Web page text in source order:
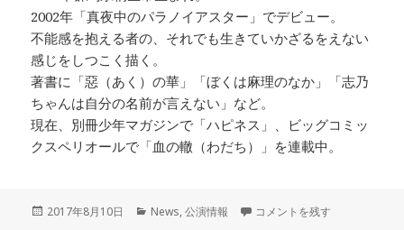
2002年「真夜中のパラノイアスター」でデビュー。
不能感を抱える者の、それでも生きていかざるをえない
感じをしつこく描く。
著書に「惡（あく）の華」「ぼくは麻理のなか」「志乃
ちゃんは自分の名前が言えない」など。
現在、別冊少年マガジンで「ハピネス」、ビッグコミッ
クスペリオールで「血の轍（わだち）」を連載中。
投
2017年8月10日
カ
News,公演情報 10/30 アウフヘーベン！
コメントを残す